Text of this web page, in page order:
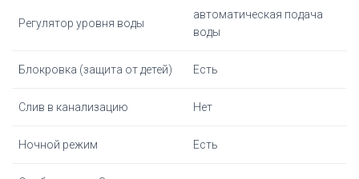
Регулятор уровня воды
автоматическая подача
воды
Блокровка (защита от детей) Есть
Слив в канализацию Нет
Ночной режим Есть